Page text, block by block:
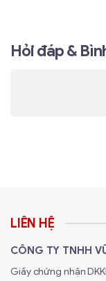
Hỏi đáp &
LIÊN HỆ
CÔNG TY TNHH
Giấy chứng nhận